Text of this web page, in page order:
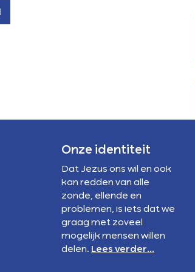
Onze identiteit
Dat Jezus ons wil en ook
kan redden van alle
zonde, ellende en
problemen, is iets dat we
graag met zoveel
mogelijk mensen willen
delen. Lees verder...